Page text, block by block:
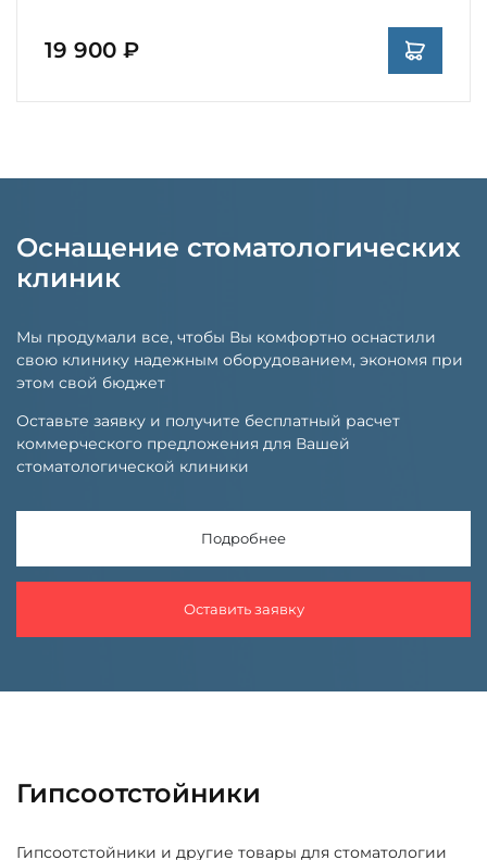
19 900 ₽
Оснащение стоматологических
клиник
Мы продумали все, чтобы Вы комфортно оснастили
свою клинику надежным оборудованием, экономя при
этом свой бюджет
Оставьте заявку и получите бесплатный расчет
коммерческого предложения для Вашей
стоматологической клиники
Подробнее
Оставить заявку
Гипсоотстойники
Гипсоотстойники и другие товары для стоматологии